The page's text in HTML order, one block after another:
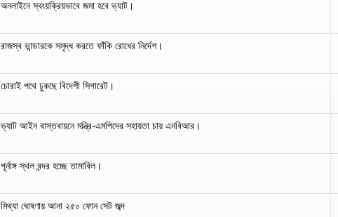
অনলাইনে স্বংয়ক্রিয়ভাবে জমা হবে ভ্যাট।
রাজস্ব ভান্ডারকে সমৃদ্ধ করতে ফাঁকি রোধের নির্দেশ।
চোরাই পথে ঢুকছে বিদেশী সিগারেট।
ভ্যাট আইন বাস্তবায়নে মন্ত্রি-এমপিদের সহায়তা চায় এনবিআর।
পূর্নাঙ্গ স্থল বন্দর হচ্ছে তামাবিল।
মিথ্যা ঘোষণায় আনা ২৫০ ফোন সেট জব্দ